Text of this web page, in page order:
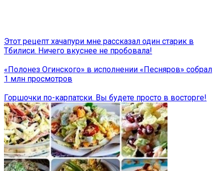
Этот рецепт хачапури мне рассказал один старик в
Тбилиси. Ничего вкуснее не пробовала!
«Полонез Огинского» в исполнении «Песняров» собрал
1 млн просмотров
Горшочки по-карпатски. Вы будете просто в восторге!